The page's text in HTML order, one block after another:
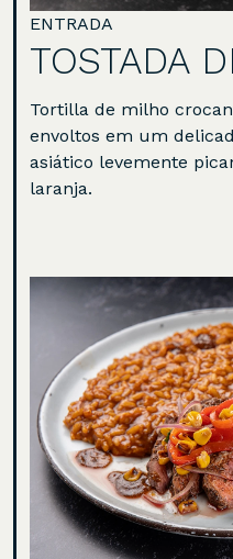
ENTRADA
TOSTADA
Tortilla de milho
envoltos em um
asiático levemente
laranja.